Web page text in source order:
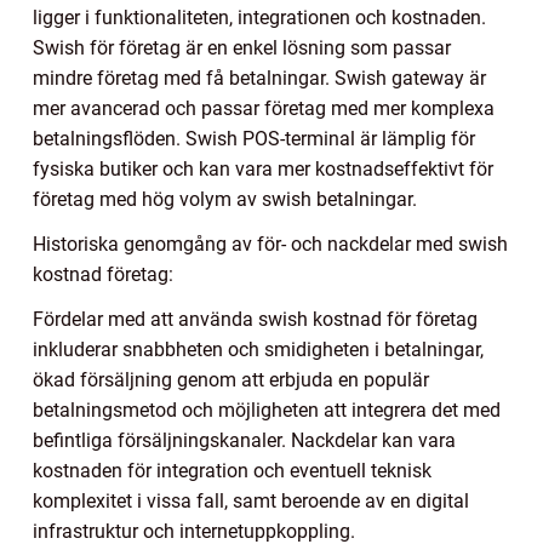
ligger i funktionaliteten, integrationen och kostnaden.
Swish för företag är en enkel lösning som passar
mindre företag med få betalningar. Swish gateway är
mer avancerad och passar företag med mer komplexa
betalningsflöden. Swish POS-terminal är lämplig för
fysiska butiker och kan vara mer kostnadseffektivt för
företag med hög volym av swish betalningar.
Historiska genomgång av för- och nackdelar med swish
kostnad företag:
Fördelar med att använda swish kostnad för företag
inkluderar snabbheten och smidigheten i betalningar,
ökad försäljning genom att erbjuda en populär
betalningsmetod och möjligheten att integrera det med
befintliga försäljningskanaler. Nackdelar kan vara
kostnaden för integration och eventuell teknisk
komplexitet i vissa fall, samt beroende av en digital
infrastruktur och internetuppkoppling.